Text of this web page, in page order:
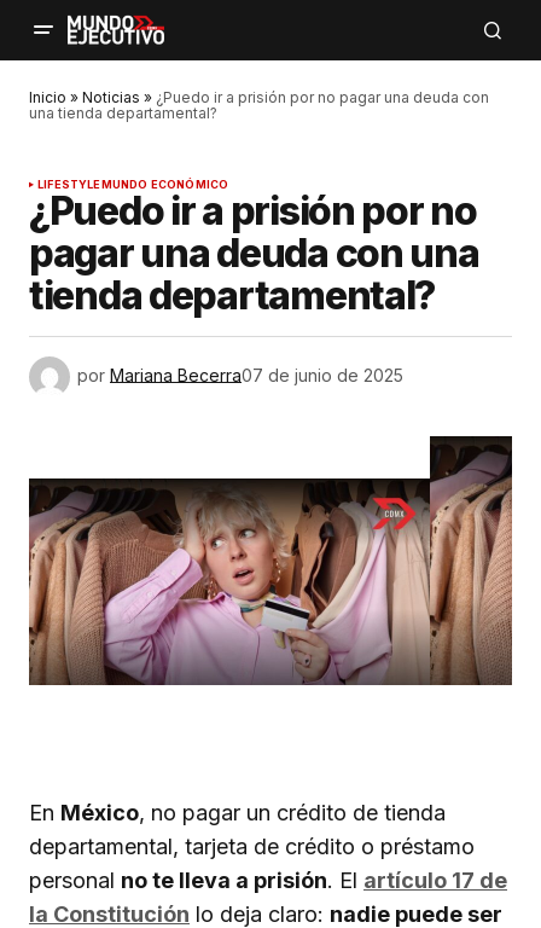
Inicio » Noticias » ¿Puedo ir a prisión por no pagar una deuda con
una tienda departamental?
LIFESTYLEMUNDO ECONÓMICO
¿Puedo ir a prisión por no
pagar una deuda con una
tienda departamental?
por Mariana Becerra07 de junio de 2025
En México, no pagar un crédito de tienda
departamental, tarjeta de crédito o préstamo
personal no te lleva a prisión. El artículo 17 de
la Constitución lo deja claro: nadie puede ser